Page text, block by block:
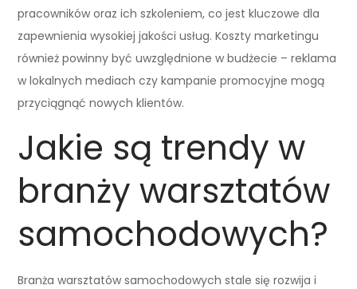
pracowników oraz ich szkoleniem, co jest kluczowe dla
zapewnienia wysokiej jakości usług. Koszty marketingu
również powinny być uwzględnione w budżecie – reklama
w lokalnych mediach czy kampanie promocyjne mogą
przyciągnąć nowych klientów.
Jakie są trendy w
branży warsztatów
samochodowych?
Branża warsztatów samochodowych stale się rozwija i